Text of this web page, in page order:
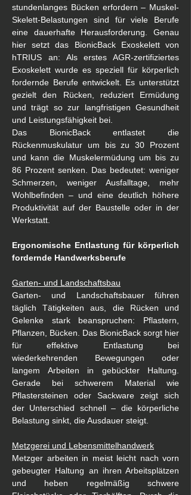
stundenlanges Bücken erfordern – Muskel-
Skelett-Belastungen sind für viele Berufe
eine dauerhafte Herausforderung. Genau
hier setzt das BionicBack Exoskelett von
hTRIUS an: Als erstes AGR-zertifiziertes
Exoskelett wurde es speziell für körperlich
fordernde Berufe entwickelt. Es unterstützt
gezielt den Rücken, reduziert Ermüdung
und trägt so zur langfristigen Gesundheit
und Leistungsfähigkeit bei.
Das BionicBack entlastet die
Rückenmuskulatur um bis zu 30 Prozent
und kann die Muskelermüdung um bis zu
86 Prozent senken. Das bedeutet: weniger
Schmerzen, weniger Ausfalltage, mehr
Wohlbefinden – und eine deutlich höhere
Produktivität auf der Baustelle oder in der
Werkstatt.
Ergonomische Entlastung für körperlich
fordernde Handwerksberufe
Garten- und Landschaftsbau
Garten- und Landschaftsbauer führen
täglich Tätigkeiten aus, die Rücken und
Gelenke stark beanspruchen: Pflastern,
Pflanzen, Bücken. Das BionicBack sorgt hier
für effektive Entlastung bei
wiederkehrenden Bewegungen oder
langem Arbeiten in gebückter Haltung.
Gerade bei schwerem Material wie
Pflastersteinen oder Sackware zeigt sich
der Unterschied schnell – die körperliche
Belastung sinkt, die Ausdauer steigt.
Metzgerei und Lebensmittelhandwerk
Metzger arbeiten in meist leicht nach vorn
gebeugter Haltung an ihren Arbeitsplätzen
und heben regelmäßig schwere